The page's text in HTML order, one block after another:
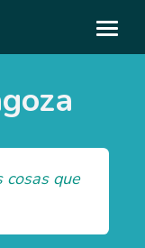
cosas que